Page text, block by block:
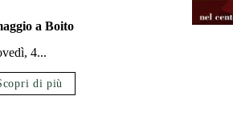
a Boito
4...
di più